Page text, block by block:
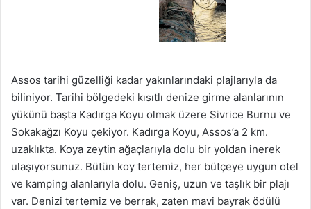
Assos tarihi güzelliği kadar yakınlarındaki plajlarıyla da
biliniyor. Tarihi bölgedeki kısıtlı denize girme alanlarının
yükünü başta Kadırga Koyu olmak üzere Sivrice Burnu ve
Sokakağzı Koyu çekiyor. Kadırga Koyu, Assos’a 2 km.
uzaklıkta. Koya zeytin ağaçlarıyla dolu bir yoldan inerek
ulaşıyorsunuz. Bütün koy tertemiz, her bütçeye uygun otel
ve kamping alanlarıyla dolu. Geniş, uzun ve taşlık bir plajı
var. Denizi tertemiz ve berrak, zaten mavi bayrak ödülü